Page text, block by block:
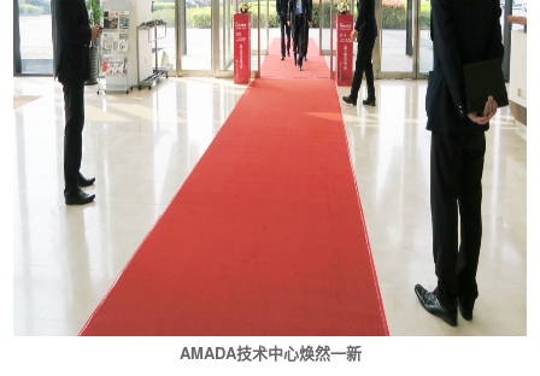
AMADA技术中心焕然一新